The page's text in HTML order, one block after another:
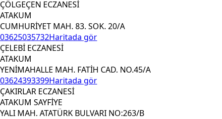
ÇÖLGEÇEN ECZANESİ
ATAKUM
CUMHURİYET MAH. 83. SOK. 20/A
03625035732Haritada gör
ÇELEBİ ECZANESİ
ATAKUM
YENİMAHALLE MAH. FATİH CAD. NO.45/A
03624393399Haritada gör
ÇAKIRLAR ECZANESİ
ATAKUM SAYFİYE
YALI MAH. ATATÜRK BULVARI NO:263/B